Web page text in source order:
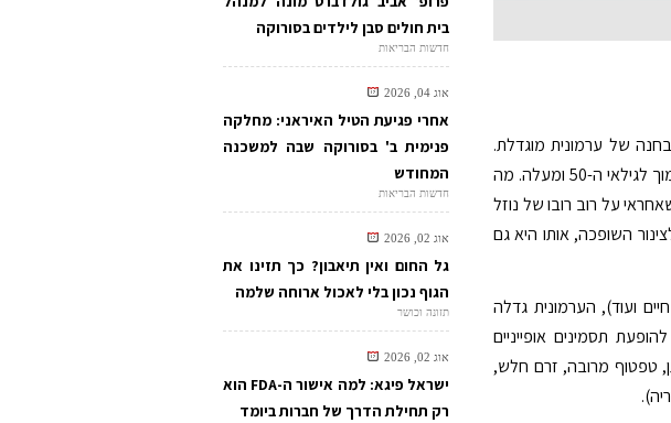
של ערמונית מוגדלת.
תופעה זו מתרחשת אצל גברים רבים באוכלוסייה, בדרך כלל סמוך לגילאי ה-50 ומעלה. מה
על רוב רובו של נוזל
השופכה, אותו היא גם
חיים ועוד), הערמונית גדלה
תסמינים אופייניים
טפטוף מרובה, זרם חלש,
בית חולים סבן לילדים בסורוקה
חדשות הבריאות
אוג 04, 2026
אחרי פגיעת הטיל האיראני: מחלקה
פנימית ב' בסורוקה שבה למשכנה
המחודש
חדשות הבריאות
אוג 02, 2026
גל החום ואין תיאבון? כך תזינו את
הגוף נכון בלי לאכול ארוחה שלמה
תזונה וכושר
אוג 02, 2026
ישראל פיגא: למה אישור ה-FDA הוא
רק תחילת הדרך של חברות ביומד